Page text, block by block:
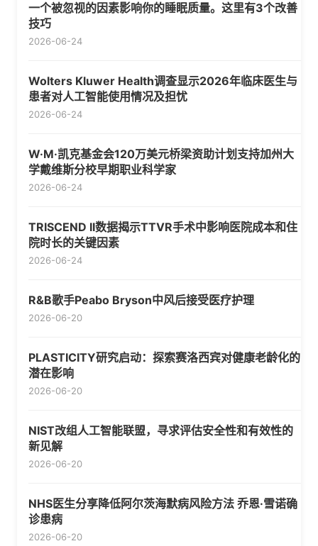
一个被忽视的因素影响你的睡眠质量。这里有3个改善
技巧
2026-06-24
Wolters Kluwer Health调查显示2026年临床医生与
患者对人工智能使用情况及担忧
2026-06-24
W·M·凯克基金会120万美元桥梁资助计划支持加州大
学戴维斯分校早期职业科学家
2026-06-24
TRISCEND II数据揭示TTVR手术中影响医院成本和住
院时长的关键因素
2026-06-24
R&B歌手Peabo Bryson中风后接受医疗护理
2026-06-20
PLASTICITY研究启动：探索赛洛西宾对健康老龄化的
潜在影响
2026-06-20
NIST改组人工智能联盟，寻求评估安全性和有效性的
新见解
2026-06-20
NHS医生分享降低阿尔茨海默病风险方法 乔恩·雪诺确
诊患病
2026-06-20